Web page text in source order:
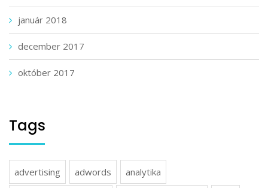
január 2018
december 2017
október 2017
Tags
advertising adwords analytika